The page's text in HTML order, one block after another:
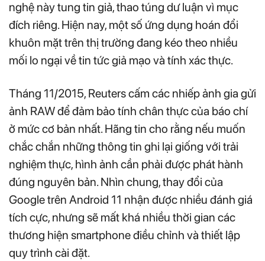
nghệ này tung tin giả, thao túng dư luận vì mục
đích riêng. Hiện nay, một số ứng dụng hoán đổi
khuôn mặt trên thị trường đang kéo theo nhiều
mối lo ngại về tin tức giả mạo và tính xác thực.
Tháng 11/2015, Reuters cấm các nhiếp ảnh gia gửi
ảnh RAW để đảm bảo tính chân thực của báo chí
ở mức cơ bản nhất. Hãng tin cho rằng nếu muốn
chắc chắn những thông tin ghi lại giống với trải
nghiệm thực, hình ảnh cần phải được phát hành
đúng nguyên bản. Nhìn chung, thay đổi của
Google trên Android 11 nhận được nhiều đánh giá
tích cực, nhưng sẽ mất khá nhiều thời gian các
thương hiện smartphone điều chỉnh và thiết lập
quy trình cài đặt.